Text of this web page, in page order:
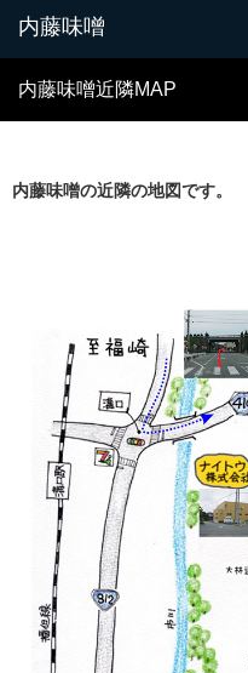
内藤味噌近隣MAP
内藤味噌の近隣の地図です。